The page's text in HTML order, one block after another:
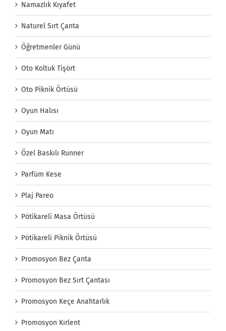
Namazlık Kıyafet
Naturel Sırt Çanta
Öğretmenler Günü
Oto Koltuk Tişört
Oto Piknik Örtüsü
Oyun Halısı
Oyun Matı
Özel Baskılı Runner
Parfüm Kese
Plaj Pareo
Pötikareli Masa Örtüsü
Pötikareli Piknik Örtüsü
Promosyon Bez Çanta
Promosyon Bez Sırt Çantası
Promosyon Keçe Anahtarlık
Promosyon Kırlent